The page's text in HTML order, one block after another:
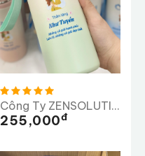
Công Ty ZENSOLUTION
255,000Đ